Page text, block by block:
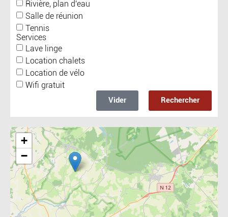
Rivière, plan d'eau
Salle de réunion
Tennis
Services
Lave linge
Location chalets
Location de vélo
Wifi gratuit
Vider Rechercher
Include la carte
+
−